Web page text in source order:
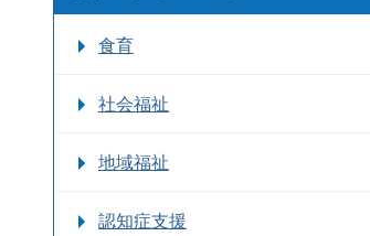
食育
社会福祉
地域福祉
認知症支援